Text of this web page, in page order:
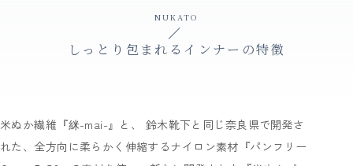
NUKATO
しっとり包まれるインナーの特徴
米ぬか繊維『䋛-mai-』と、 鈴木靴下と同じ奈良県で開発さ
れた、全方向に柔らかく伸縮するナイロン素材『パンフリー